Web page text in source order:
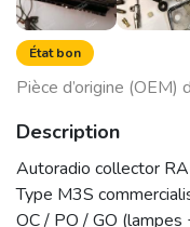
État bon
Pièce d’origine (OEM)
Description
Autoradio collector
Type M3S
OC / PO / GO (lampes